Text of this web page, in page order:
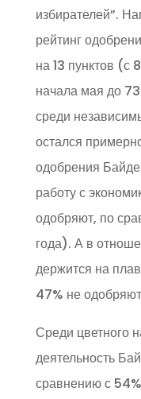
избирателей”.
рейтинг
на 13 пунктов (с
начала мая до
среди
остался
одобрения
работу с
одобряют, по
года). А в
держится на
47% не
Среди цветного
деятельность
сравнению с